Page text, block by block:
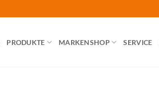
PRODUKTE MARKENSHOP SERVICE